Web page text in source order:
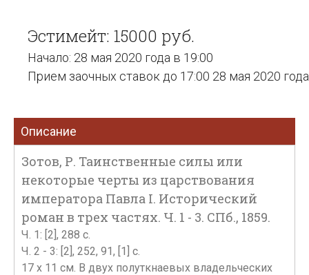
Эстимейт: 15000 руб.
Начало: 28 мая 2020 года в 19:00
Прием заочных ставок до 17:00 28 мая 2020 года
Описание
Зотов, Р. Таинственные силы или
некоторые черты из царствования
императора Павла I. Исторический
роман в трех частях. Ч. 1 - 3. СПб., 1859.
Ч. 1: [2], 288 c.
Ч. 2 - 3: [2], 252, 91, [1] с.
17 х 11 см. В двух полуткнаевых владельческих